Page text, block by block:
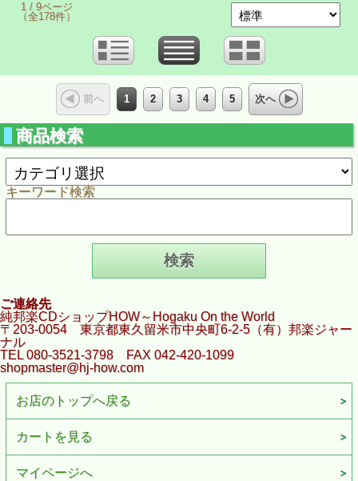
1 / 9ページ
（全178件）
前へ 1 2 3 4 5 次へ
商品検索
キーワード検索
ご連絡先
純邦楽CDショップHOW～Hogaku On the World
〒203-0054 東京都東久留米市中央町6-2-5（有）邦楽ジャー
ナル
TEL 080-3521-3798 FAX 042-420-1099
shopmaster@hj-how.com
お店のトップへ戻る
カートを見る
マイページへ